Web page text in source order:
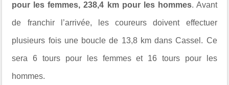
pour les femmes, 238,4 km pour les hommes. Avant
de franchir l’arrivée, les coureurs doivent effectuer
plusieurs fois une boucle de 13,8 km dans Cassel. Ce
sera 6 tours pour les femmes et 16 tours pour les
hommes.